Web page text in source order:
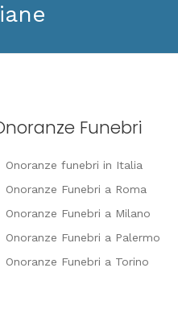
Funebri
Onoranze funebri in Italia
Onoranze Funebri a Roma
Onoranze Funebri a Milano
Onoranze Funebri a Palermo
Onoranze Funebri a Torino